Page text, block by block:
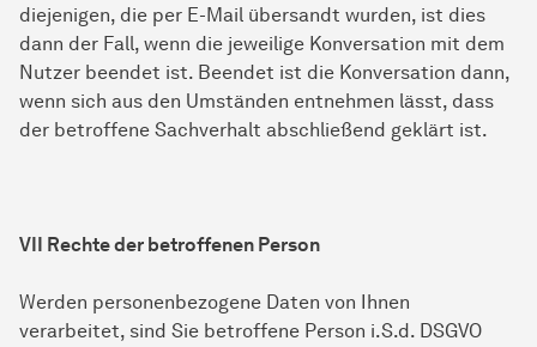
diejenigen, die per E-Mail übersandt wurden, ist dies
dann der Fall, wenn die jeweilige Konversation mit dem
Nutzer beendet ist. Beendet ist die Konversation dann,
wenn sich aus den Umständen entnehmen lässt, dass
der betroffene Sachverhalt abschließend geklärt ist.
VII Rechte der betroffenen Person
Werden personenbezogene Daten von Ihnen
verarbeitet, sind Sie betroffene Person i.S.d. DSGVO